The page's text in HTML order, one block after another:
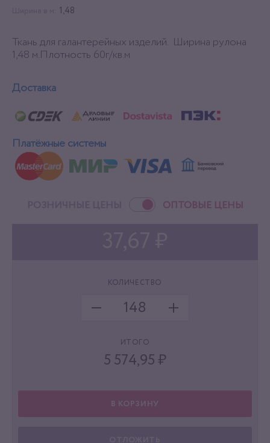
1,48
Ткань для галантерейных изделий. Ширина рулона
1,48 м.Плотность 60г/кв.м
Доставка
Платёжные системы
ОПТОВЫЕ ЦЕНЫ
КОЛИЧЕСТВО
ИТОГО
5 574,95 ₽
В КОРЗИНУ